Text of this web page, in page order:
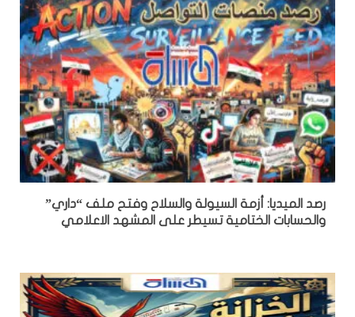
رصد الميديا: أزمة السيولة والسلاح وفتح ملف “داري”
والحسابات الختامية تسيطر على المشهد الاعلامي